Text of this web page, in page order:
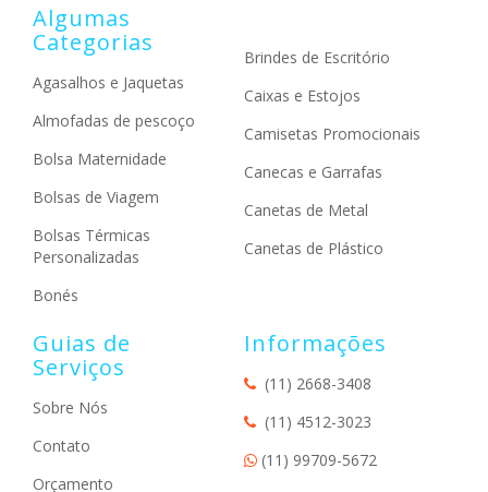
Algumas
Categorias
Agasalhos e Jaquetas
Almofadas de pescoço
Bolsa Maternidade
Bolsas de Viagem
Bolsas Térmicas
Personalizadas
Bonés
Brindes de Escritório
Caixas e Estojos
Camisetas Promocionais
Canecas e Garrafas
Canetas de Metal
Canetas de Plástico
Guias de
Serviços
Sobre Nós
Contato
Orçamento
Informações
(11) 2668-3408
(11) 4512-3023
(11) 99709-5672